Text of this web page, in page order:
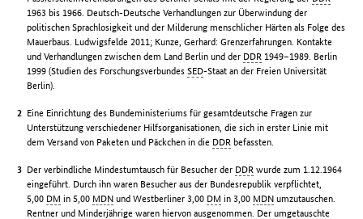
1963 bis 1966. Deutsch-Deutsche Verhandlungen zur Überwindung der
politischen Sprachlosigkeit und der Milderung menschlicher Härten als Folge des
Mauerbaus. Ludwigsfelde 2011; Kunze, Gerhard: Grenzerfahrungen. Kontakte
und Verhandlungen zwischen dem Land Berlin und der DDR 1949–1989. Berlin
1999 (Studien des ForschungsverbundesSED-Staat an der Freien Universität
Berlin).
Eine Einrichtung des Bundeministeriums für gesamtdeutsche Fragen zur
Unterstützung verschiedener Hilfsorganisationen, die sich in erster Linie mit
dem Versand von Paketen und Päckchen in die DDR befassten.
Der verbindliche Mindestumtausch für Besucher der DDR wurde zum 1.12.1964
eingeführt. Durch ihn waren Besucher aus der Bundesrepublik verpflichtet,
5,00 DM in 5,00 MDN und Westberliner 3,00 DM in 3,00 MDN umzutauschen.
Rentner und Minderjährige waren hiervon ausgenommen. Der umgetauschte